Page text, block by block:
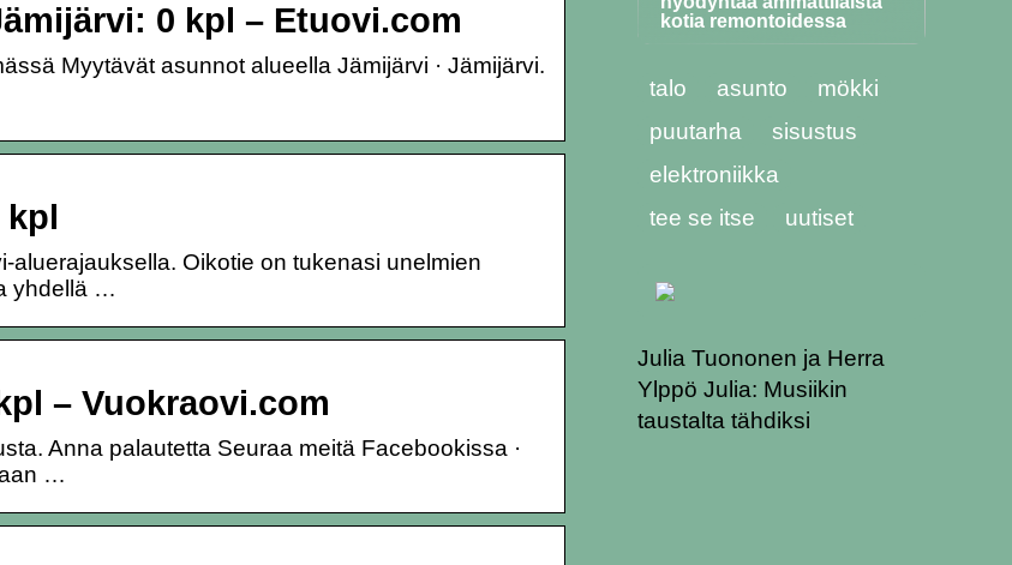
0 kpl – Etuovi.com
Myytävät asunnot alueella Jämijärvi · Jämijärvi.
kpl
Oikotie on tukenasi unelmien
yhdellä …
– Vuokraovi.com
Anna palautetta Seuraa meitä Facebookissa ·
…
kotia remontoidessa
talo asunto
mökki
puutarha
sisustus
elektroniikka
tee se itse
uutiset
Julia Tuononen ja Herra
Ylppö Julia: Musiikin
taustalta tähdiksi